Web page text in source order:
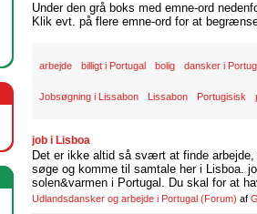
Under den grå boks med emne-ord
Klik evt. på flere emne-ord for at
arbejde billigt i Portugal bolig dansker i
Jobsøgning i Lissabon Lissabon Portugisisk
job i Lisboa
Det er ikke altid så svært at finde
søge og komme til samtale her i Lisboa.
solen&varmen i Portugal. Du skal for at
Udlandsdansker og arbejde i Portugal (Forum) af